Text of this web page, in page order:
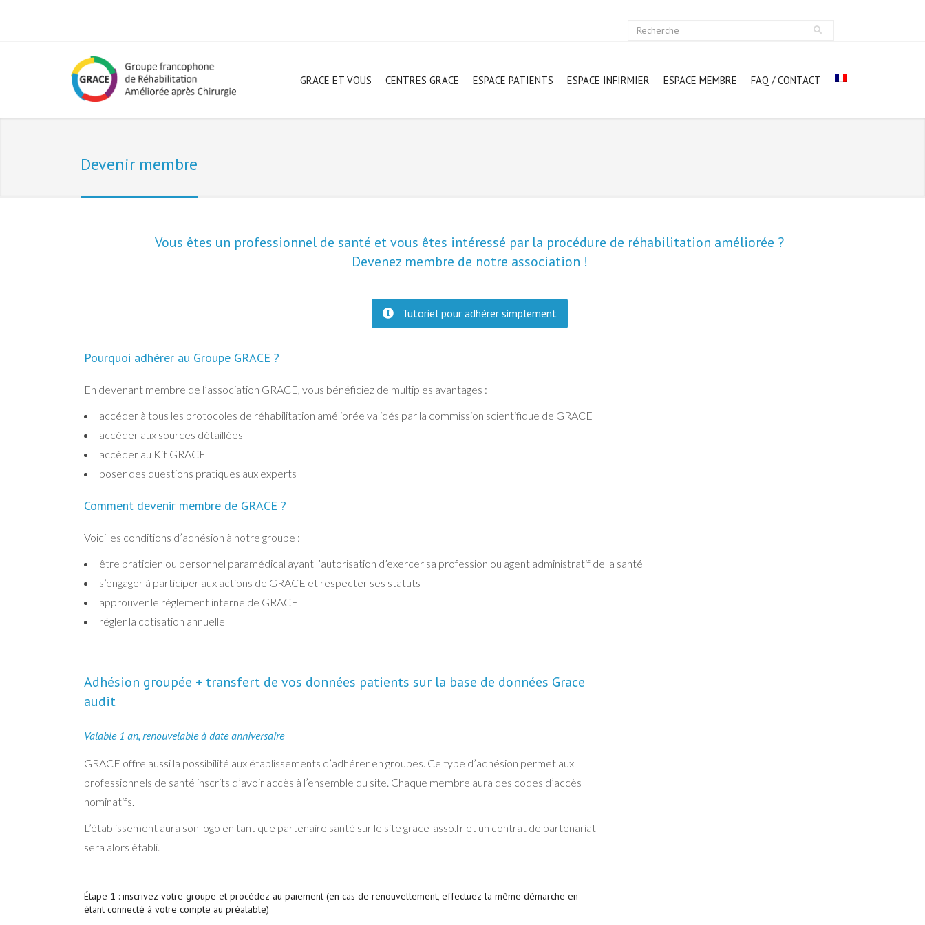
GRACE ET VOUS CENTRES GRACE ESPACE PATIENTS ESPACE INFIRMIER ESPACE MEMBRE FAQ / CONTACT
Devenir membre
Vous êtes un professionnel de santé et vous êtes intéressé par la procédure de réhabilitation améliorée ?
Devenez membre de notre association !
Tutoriel pour adhérer simplement
Pourquoi adhérer au Groupe GRACE ?
En devenant membre de l’association GRACE, vous bénéficiez de multiples avantages :
accéder à tous les protocoles de réhabilitation améliorée validés par la commission scientifique de GRACE
accéder aux sources détaillées
accéder au Kit GRACE
poser des questions pratiques aux experts
Comment devenir membre de GRACE ?
Voici les conditions d’adhésion à notre groupe :
être praticien ou personnel paramédical ayant l’autorisation d’exercer sa profession ou agent administratif de la santé
s’engager à participer aux actions de GRACE et respecter ses statuts
approuver le règlement interne de GRACE
régler la cotisation annuelle
Adhésion groupée + transfert de vos données patients sur la base de données Grace
audit
Valable 1 an, renouvelable à date anniversaire
GRACE offre aussi la possibilité aux établissements d’adhérer en groupes. Ce type d’adhésion permet aux
professionnels de santé inscrits d’avoir accès à l’ensemble du site. Chaque membre aura des codes d’accès
nominatifs.
L’établissement aura son logo en tant que partenaire santé sur le site grace-asso.fr et un contrat de partenariat
sera alors établi.
Étape 1 : inscrivez votre groupe et procédez au paiement (en cas de renouvellement, effectuez la même démarche en
étant connecté à votre compte au préalable)